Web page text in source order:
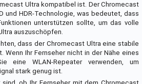
Ultra kompatibel ist. Der Chromecast
und HDR-Technologie, was bedeutet, dass
unterstützen sollte, um das volle
auszuschöpfen.
dass der Chromecast Ultra eine stabile
Wenn Ihr Fernseher nicht in der Nähe eines
eine WLAN-Repeater verwenden, um
stark genug ist.